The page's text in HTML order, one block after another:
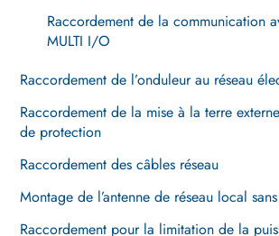
Raccordement de la communication
MULTI I/O
Raccordement de l’onduleur au réseau
Raccordement de la mise à la terre
de protection
Raccordement des câbles réseau
Montage de l’antenne de réseau local
Raccordement pour la limitation de la